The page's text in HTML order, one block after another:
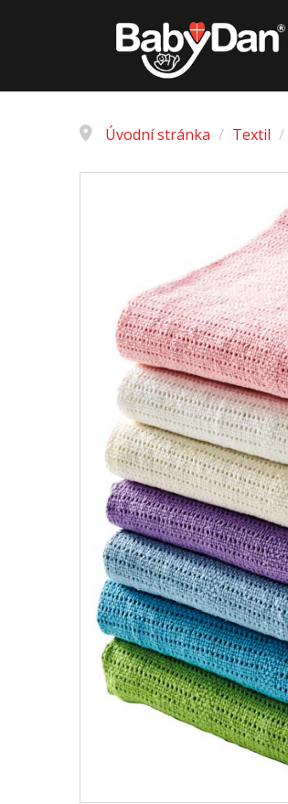
Úvodní stránka / Textil /